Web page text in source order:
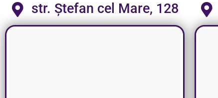
str. Ștefan cel Mare, 128